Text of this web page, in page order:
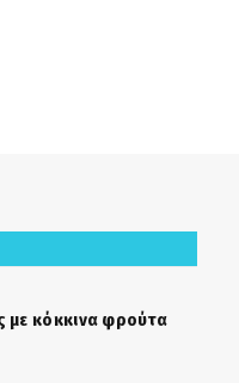
με κόκκινα φρούτα